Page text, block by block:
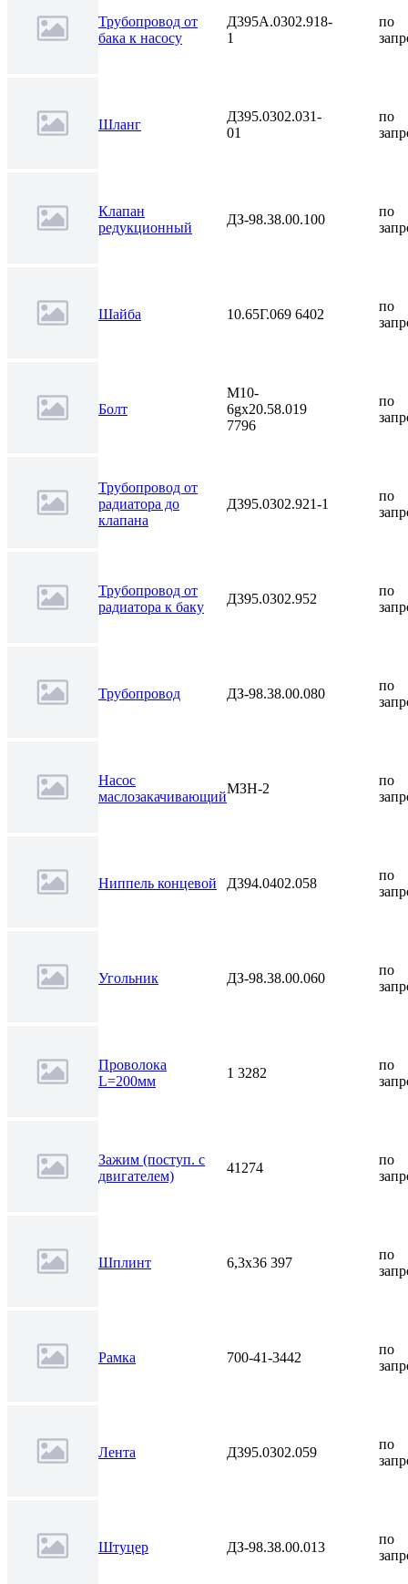
Трубопровод от
бака к насосу
Д395А.0302.918-
1
по
Шланг
Д395.0302.031-
01
по
Клапан
редукционный
ДЗ-98.38.00.100
по
Шайба 10.65Г.069 6402
по
Болт
М10-
6gх20.58.019
7796
по
Трубопровод от
радиатора до
клапана
Д395.0302.921-1
по
Трубопровод от
радиатора к баку
Д395.0302.952
по
Трубопровод ДЗ-98.38.00.080
по
Насос
маслозакачивающий
МЗН-2
по
Ниппель концевой Д394.0402.058
по
Угольник ДЗ-98.38.00.060
по
Проволока
L=200мм
1 3282
по
Зажим (поступ. с
двигателем)
41274
по
Шплинт 6,3х36 397
по
Рамка 700-41-3442
по
Лента Д395.0302.059
по
Штуцер ДЗ-98.38.00.013
по